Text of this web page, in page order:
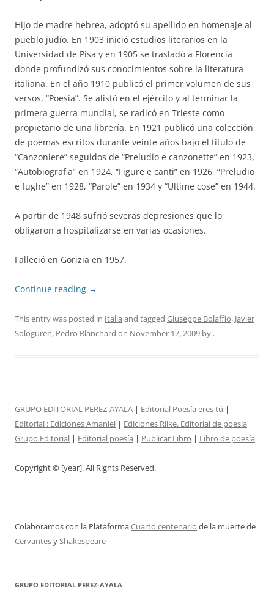
Hijo de madre hebrea, adoptó su apellido en homenaje al
pueblo judío. En 1903 inició estudios literarios en la
Universidad de Pisa y en 1905 se trasladó a Florencia
donde profundizó sus conocimientos sobre la literatura
italiana. En el año 1910 publicó el primer volumen de sus
versos, “Poesía”. Se alistó en el ejército y al terminar la
primera guerra mundial, se radicó en Trieste como
propietario de una librería. En 1921 publicó una colección
de poemas escritos durante veinte años bajo el título de
“Canzoniere” seguidos de “Preludio e canzonette” en 1923,
“Autobiografia” en 1924, “Figure e canti” en 1926, “Preludio
e fughe” en 1928, “Parole” en 1934 y “Ultime cose” en 1944.
A partir de 1948 sufrió severas depresiones que lo
obligaron a hospitalizarse en varias ocasiones.
Falleció en Gorizia en 1957.
Continue reading →
This entry was posted in Italia and tagged Giuseppe Bolaffio, Javier
Sologuren, Pedro Blanchard on November 17, 2009 by .
GRUPO EDITORIAL PEREZ-AYALA | Editorial Poesía eres tú |
Editorial : Ediciones Amaniel | Ediciones Rilke. Editorial de poesía |
Grupo Editorial | Editorial poesía | Publicar Libro | Libro de poesía
Copyright © [year]. All Rights Reserved.
Colaboramos con la PlataformaCuarto centenario de la muerte de
CervantesyShakespeare
GRUPO EDITORIAL PEREZ-AYALA